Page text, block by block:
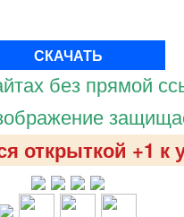
СКАЧАТЬ
без прямой
открыткой +1 к